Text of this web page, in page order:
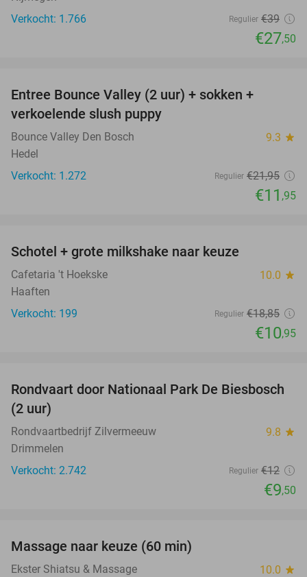
Verkocht: 1.766
Regulier €39
€27,50
Entree Bounce Valley (2 uur) + sokken +
verkoelende slush puppy
Bounce Valley Den Bosch 9.3 star
Hedel
Verkocht: 1.272
Regulier €21,95
€11 ,95
Schotel + grote milkshake naar keuze
Cafetaria 't Hoekske 10.0 star
Haaften
Verkocht: 199
Regulier €18,85
€10,95
21%
Rondvaart door Nationaal Park De Biesbosch
(2 uur)
Rondvaartbedrijf Zilvermeeuw 9.8 star
Drimmelen
Verkocht: 2.742
Regulier €12
€9,50
Massage naar keuze (60 min)
Ekster Shiatsu & Massage 10.0 star